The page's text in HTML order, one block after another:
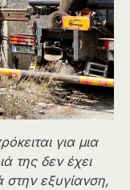
για μια
της δεν έχει
στην εξυγίανση,